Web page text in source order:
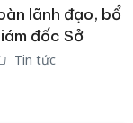
lãnh đạo, bổ
đốc Sở
Tin tức